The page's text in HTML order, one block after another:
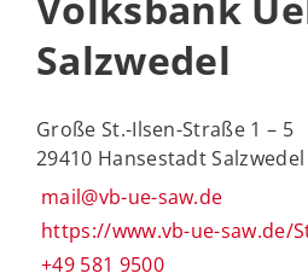
Salzwedel
Große St.-Ilsen-Straße 1 – 5
29410 Hansestadt Salzwedel
mail@vb-ue-saw.de
https://www.vb-ue-saw.de/
+49 581 9500